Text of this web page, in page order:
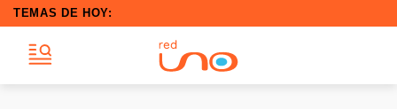
TEMAS DE HOY: